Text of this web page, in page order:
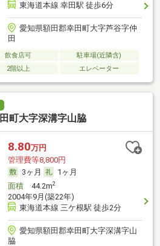
東海道本線 幸田駅 徒歩6分
愛知県額田郡幸田町大字芦谷字仲
田
飲食店可
駐車場(近隣含)
2階以上 エレベーター
町大字深溝字山脇
8.80万円
管理費等8,800円
3ヶ月
1ヶ月
面積44.2m2
2004年9月(築22年)
東海道本線 三ケ根駅 徒歩2分
愛知県額田郡幸田町大字深溝字山
脇